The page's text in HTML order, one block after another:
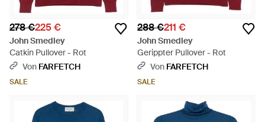
278 €225 €
John Smedley
Catkin Pullover - Rot
Von FARFETCH
SALE
288 €211 €
John Smedley
Gerippter Pullover - Rot
Von FARFETCH
SALE